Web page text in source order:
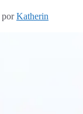
porKatherin